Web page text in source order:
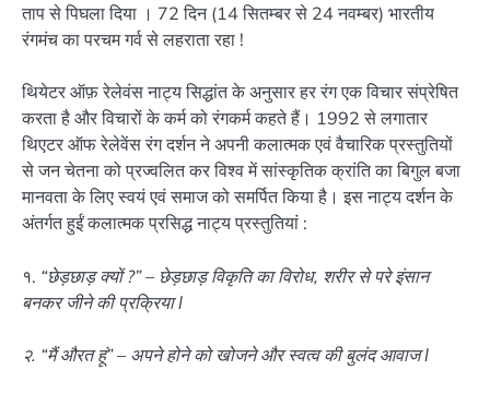
ताप से पिघला दिया । 72 दिन (14 सितम्बर से 24 नवम्बर) भारतीय
रंगमंच का परचम गर्व से लहराता रहा !
थियेटर ऑफ़ रेलेवंस नाट्य सिद्धांत के अनुसार हर रंग एक विचार संप्रेषित
करता है और विचारों के कर्म को रंगकर्म कहते हैं। 1992 से लगातार
थिएटर ऑफ रेलेवेंस रंग दर्शन ने अपनी कलात्मक एवं वैचारिक प्रस्तुतियों
से जन चेतना को प्रज्वलित कर विश्व में सांस्कृतिक क्रांति का बिगुल बजा
मानवता के लिए स्वयं एवं समाज को समर्पित किया है। इस नाट्य दर्शन के
अंतर्गत हुईं कलात्मक प्रसिद्ध नाट्य प्रस्तुतियां :
१. “छेड़छाड़ क्यों ?” – छेड़छाड़ विकृति का विरोध, शरीर से परे इंसान
बनकर जीने की प्रक्रिया l
२. “मैं औरत हूं” – अपने होने को खोजने और स्वत्व की बुलंद आवाज l